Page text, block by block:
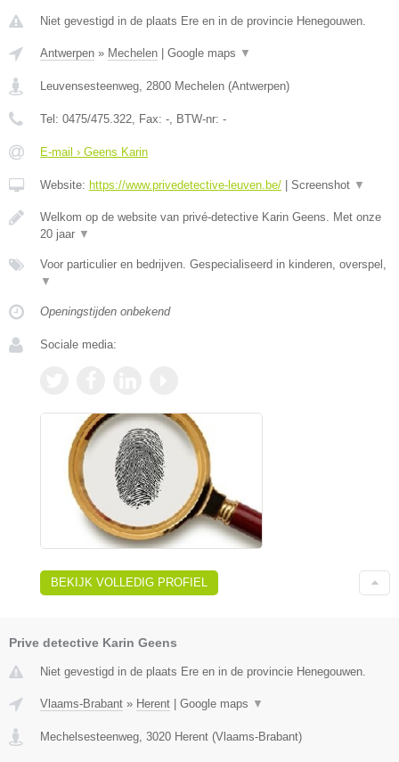
Niet gevestigd in de plaats Ere en in de provincie Henegouwen.
Antwerpen » Mechelen | Google maps ▼
Leuvensesteenweg 2800 Mechelen (Antwerpen)
Tel: 0475/475.322 , Fax: - , BTW-nr: -
E-mail › Geens Karin
Website: https://www.privedetective-leuven.be/ | Screenshot ▼
Welkom op de website van privé-detective Karin Geens. Met onze
20 jaar ▼
Voor particulier en bedrijven. Gespecialiseerd in kinderen, overspel,
▼
Openingstijden onbekend
Sociale media:
BEKIJK VOLLEDIG PROFIEL
Prive detective Karin Geens
Niet gevestigd in de plaats Ere en in de provincie Henegouwen.
Vlaams-Brabant » Herent Google maps ▼
Mechelsesteenweg, 3020 Herent (Vlaams-Brabant)